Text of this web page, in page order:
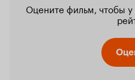
Оцените фильм, чтобы